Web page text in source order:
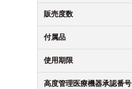
販売度数
付属品
使用期限
高度管理医療機器承認番号